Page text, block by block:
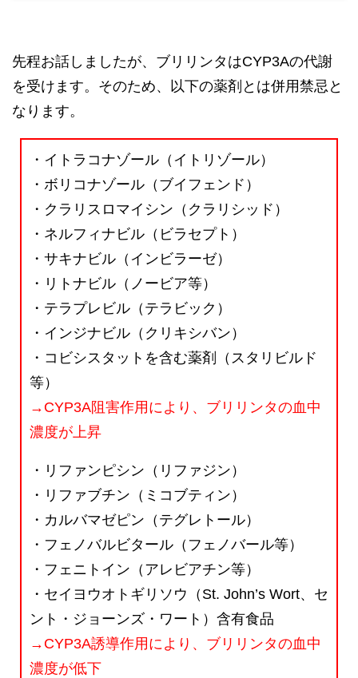
先程お話しましたが、ブリリンタはCYP3Aの代謝
を受けます。そのため、以下の薬剤とは併用禁忌と
なります。
・イトラコナゾール（イトリゾール）
・ボリコナゾール（ブイフェンド）
・クラリスロマイシン（クラリシッド）
・ネルフィナビル（ビラセプト）
・サキナビル（インビラーゼ）
・リトナビル（ノービア等）
・テラプレビル（テラビック）
・インジナビル（クリキシバン）
・コビシスタットを含む薬剤（スタリビルド
等）
→CYP3A阻害作用により、ブリリンタの血中
濃度が上昇
・リファンピシン（リファジン）
・リファブチン（ミコブティン）
・カルバマゼピン（テグレトール）
・フェノバルビタール（フェノバール等）
・フェニトイン（アレビアチン等）
・セイヨウオトギリソウ（St. John’s Wort、セ
ント・ジョーンズ・ワート）含有食品
→CYP3A誘導作用により、ブリリンタの血中
濃度が低下